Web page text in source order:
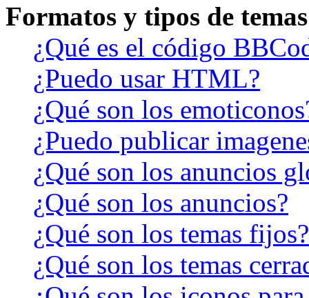
Formatos y tipos de temas
¿Qué es el código
¿Puedo usar HTML?
¿Qué son los
¿Puedo publicar
¿Qué son los anuncios
¿Qué son los anuncios?
¿Qué son los temas fijos?
¿Qué son los temas